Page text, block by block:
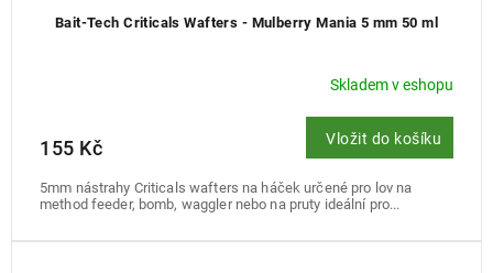
Bait-Tech Criticals Wafters - Mulberry Mania 5 mm 50 ml
Skladem v eshopu
155 Kč Vložit do košíku
5mm nástrahy Criticals wafters na háček určené pro lov na
method feeder, bomb, waggler nebo na pruty ideální pro...